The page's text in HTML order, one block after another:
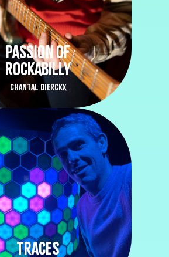
PASSION OF
ROCKABILLY
CHANTAL DIERCKX
TRACES